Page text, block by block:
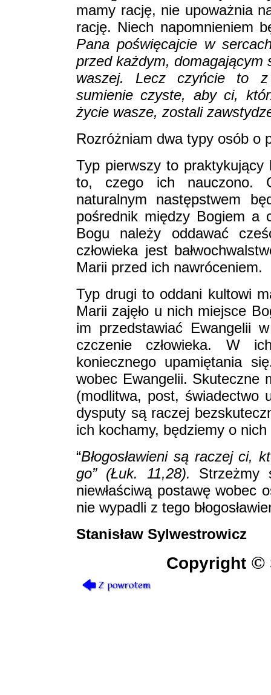
mamy rację, nie upoważnia
rację. Niech napomnieniem
Pana poświęcajcie w
przed każdym, domagającym
waszej. Lecz czyńcie to z
sumienie czyste, aby ci,
życie wasze, zostali
Rozróżniam dwa typy osób o
Typ pierwszy to
to, czego ich nauczono.
naturalnym następstwem
pośrednik między Bogiem a
Bogu należy oddawać
człowieka jest
Marii przed ich nawróceniem.
Typ drugi to oddani kultowi
Marii zajęło u nich miejsce
im przedstawiać Ewangelii
czczenie człowieka. W
koniecznego upamiętania
wobec Ewangelii. Skuteczne
(modlitwa, post, świadectwo
dysputy są raczej
ich kochamy, będziemy o
“Błogosławieni są raczej ci,
go” (Łuk. 11,28).
niewłaściwą postawę wobec
nie wypadli z tego
Stanisław Sylwestrowicz
Copyright ©